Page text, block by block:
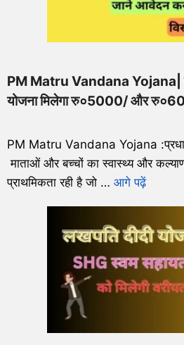
PM Matru Vandana Yojana|
योजना मिलेगा रु०5000/ और
PM Matru Vandana Yojana
माताओं और बच्चों का स्वास्थ्य और
प्राथमिकता रही है जो … आगे पढ़ें